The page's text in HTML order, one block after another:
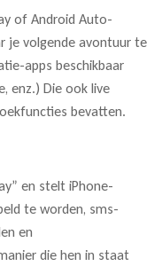
of Android Auto-
je volgende avontuur te
apps beschikbaar
enz.) Die ook live
bevatten.
en stelt iPhone-
te worden, sms-
en
die hen in staat